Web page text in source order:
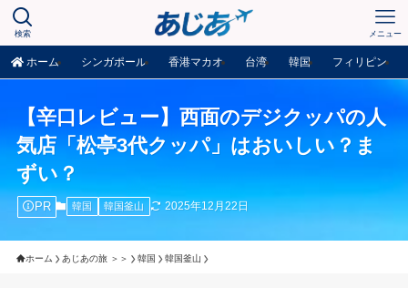
検索 メニュー
ホーム シンガポール 香港マカオ 台湾 韓国 フィリピン
【辛口レビュー】西面のデジクッパの人
気店「松亭3代クッパ」はおいしい？ま
ずい？
PR 韓国 韓国釜山 2025年12月22日
ホーム あじあの旅 ＞＞ 韓国 韓国釜山